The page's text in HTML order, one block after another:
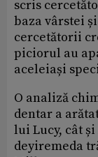
scris
baza vârstei
cercetătorii
piciorul au
aceleiași
O analiză
dentar a
lui Lucy, cât
deyiremeda